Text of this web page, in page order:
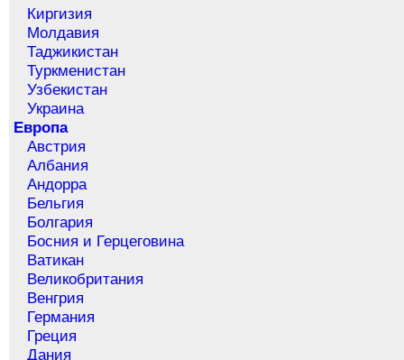
Киргизия
Молдавия
Таджикистан
Туркменистан
Узбекистан
Украина
Европа
Австрия
Албания
Андорра
Бельгия
Болгария
Босния и Герцеговина
Ватикан
Великобритания
Венгрия
Германия
Греция
Дания